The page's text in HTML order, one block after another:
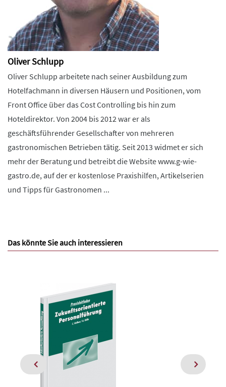
Oliver Schlupp
Oliver Schlupp arbeitete nach seiner Ausbildung zum
Hotelfachmann in diversen Häusern und Positionen, vom
Front Office über das Cost Controlling bis hin zum
Hoteldirektor. Von 2004 bis 2012 war er als
geschäftsführender Gesellschafter von mehreren
gastronomischen Betrieben tätig. Seit 2013 widmet er sich
mehr der Beratung und betreibt die Website www.g-wie-
gastro.de, auf der er kostenlose Praxishilfen, Artikelserien
und Tipps für Gastronomen ...
Das könnte Sie auch interessieren